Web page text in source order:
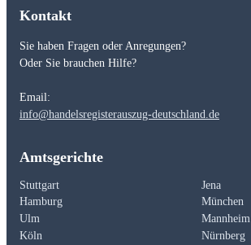
Kontakt
Sie haben Fragen oder Anregungen?
Oder Sie brauchen Hilfe?
Email:
info@handelsregisterauszug-deutschland.de
Amtsgerichte
Stuttgart
Jena
Hamburg
München
Ulm
Mannheim
Köln
Nürnberg